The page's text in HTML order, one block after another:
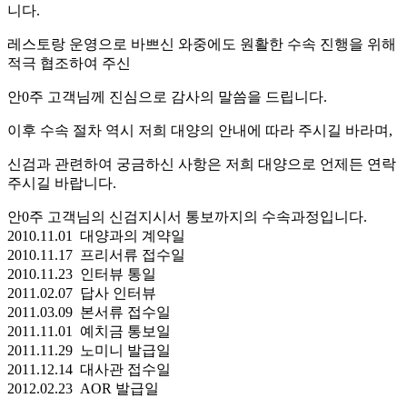
니다.
레스토랑 운영으로 바쁘신 와중에도 원활한 수속 진행을 위해
적극 협조하여 주신
안0주 고객님께 진심으로 감사의 말씀을 드립니다.
이후 수속 절차 역시 저희 대양의 안내에 따라 주시길 바라며,
신검과 관련하여 궁금하신 사항은 저희 대양으로 언제든 연락
주시길 바랍니다.
안0주 고객님의 신검지시서 통보까지의 수속과정입니다.
2010.11.01 대양과의 계약일
2010.11.17 프리서류 접수일
2010.11.23 인터뷰 통일
2011.02.07 답사 인터뷰
2011.03.09 본서류 접수일
2011.11.01 예치금 통보일
2011.11.29 노미니 발급일
2011.12.14 대사관 접수일
2012.02.23 AOR 발급일